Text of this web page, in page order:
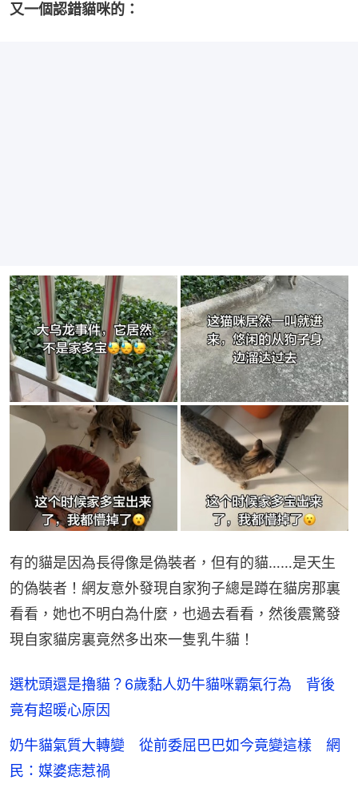
又一個認錯貓咪的：
有的貓是因為長得像是偽裝者，但有的貓……是天生
的偽裝者！網友意外發現自家狗子總是蹲在貓房那裏
看看，她也不明白為什麼，也過去看看，然後震驚發
現自家貓房裏竟然多出來一隻乳牛貓！
選枕頭還是擼貓？6歲黏人奶牛貓咪霸氣行為 背後
竟有超暖心原因
奶牛貓氣質大轉變 從前委屈巴巴如今竟變這樣 網
民：媒婆痣惹禍